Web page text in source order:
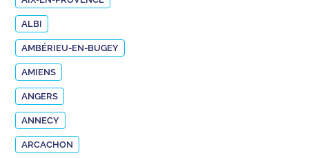
ALBI
AMBÉRIEU-EN-BUGEY
AMIENS
ANGERS
ANNECY
ARCACHON